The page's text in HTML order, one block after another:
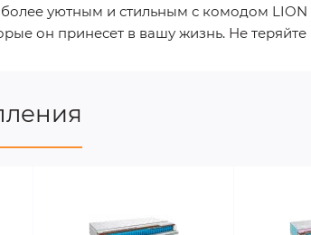
уютным и стильным с комодом
он принесет в вашу жизнь. Не